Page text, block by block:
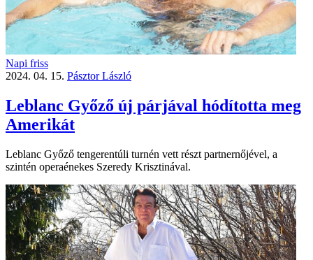
Napi friss
2024. 04. 15. Pásztor László
Leblanc Győző új párjával hódította meg
Amerikát
Leblanc Győző tengerentúli turnén vett részt partnernőjével, a
szintén operaénekes Szeredy Krisztinával.